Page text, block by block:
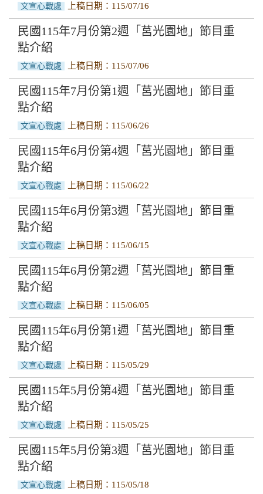
文宣心戰處 上稿日期：115/07/16
民國115年7月份第2週「莒光園地」節目重
點介紹
文宣心戰處 上稿日期：115/07/06
民國115年7月份第1週「莒光園地」節目重
點介紹
文宣心戰處 上稿日期：115/06/26
民國115年6月份第4週「莒光園地」節目重
點介紹
文宣心戰處 上稿日期：115/06/22
民國115年6月份第3週「莒光園地」節目重
點介紹
文宣心戰處 上稿日期：115/06/15
民國115年6月份第2週「莒光園地」節目重
點介紹
文宣心戰處 上稿日期：115/06/05
民國115年6月份第1週「莒光園地」節目重
點介紹
文宣心戰處 上稿日期：115/05/29
民國115年5月份第4週「莒光園地」節目重
點介紹
文宣心戰處 上稿日期：115/05/25
民國115年5月份第3週「莒光園地」節目重
點介紹
文宣心戰處 上稿日期：115/05/18